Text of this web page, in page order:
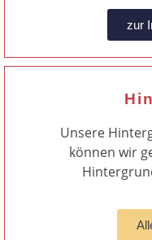
zur
Unsere
können wir